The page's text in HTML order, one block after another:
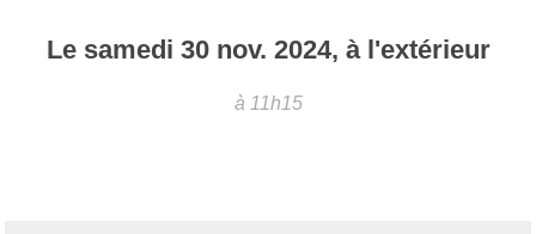
Le samedi 30 nov. 2024, à l'extérieur
à 11h15